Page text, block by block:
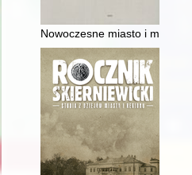
Nowoczesne miasto i